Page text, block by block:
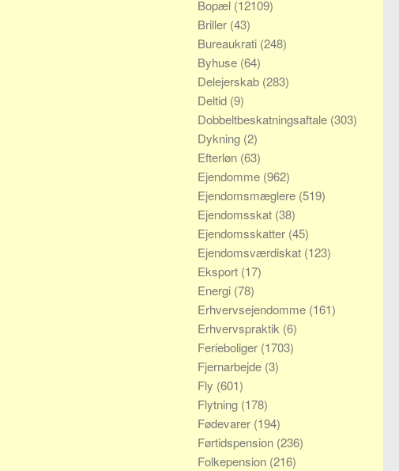
Bopæl (12109)
Briller (43)
Bureaukrati (248)
Byhuse (64)
Delejerskab (283)
Deltid (9)
Dobbeltbeskatningsaftale (303)
Dykning (2)
Efterløn (63)
Ejendomme (962)
Ejendomsmæglere (519)
Ejendomsskat (38)
Ejendomsskatter (45)
Ejendomsværdiskat (123)
Eksport (17)
Energi (78)
Erhvervsejendomme (161)
Erhvervspraktik (6)
Ferieboliger (1703)
Fjernarbejde (3)
Fly (601)
Flytning (178)
Fødevarer (194)
Førtidspension (236)
Folkepension (216)